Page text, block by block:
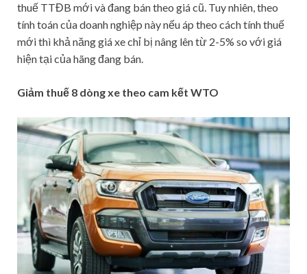
thuế TTĐB mới và đang bán theo giá cũ. Tuy nhiên, theo
tính toán của doanh nghiệp này nếu áp theo cách tính thuế
mới thì khả năng giá xe chỉ bị nâng lên từ 2-5% so với giá
hiện tại của hãng đang bán.
Giảm thuế 8 dòng xe theo cam kết WTO